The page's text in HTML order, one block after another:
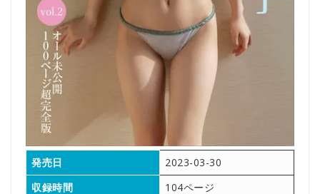
発売日
2023-03-30
収録時間
104ページ